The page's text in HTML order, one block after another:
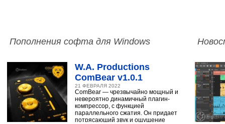
Пополнения софта для Windows
W.A. Productions
ComBear v1.0.1
21 ФЕВРАЛЯ 2022
ComBear — чрезвычайно мощный и
невероятно динамичный плагин-
компрессор, с функцией
параллельного сжатия. Он придает
потрясающий звук и ощущение